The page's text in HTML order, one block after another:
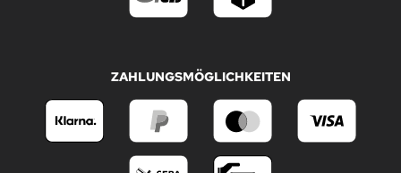
ZAHLUNGSMÖGLICHKEITEN